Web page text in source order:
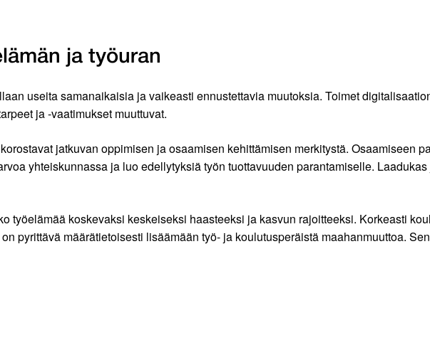
ja työuran
useita saman­aikaisia ja vaikeasti ennustettavia muutoksia. Toimet
ja -vaatimukset muuttuvat.
jatkuvan oppimisen ja osaamisen kehittämisen merkitystä. Osaamiseen
yhteiskunnassa ja luo edellytyksiä työn tuottavuuden parantamiselle.
työelämää koskevaksi keskeiseksi haasteeksi ja kasvun rajoitteeksi. Korkeasti
pyrittävä määrätietoisesti lisäämään työ- ja koulutusperäistä maahanmuuttoa.